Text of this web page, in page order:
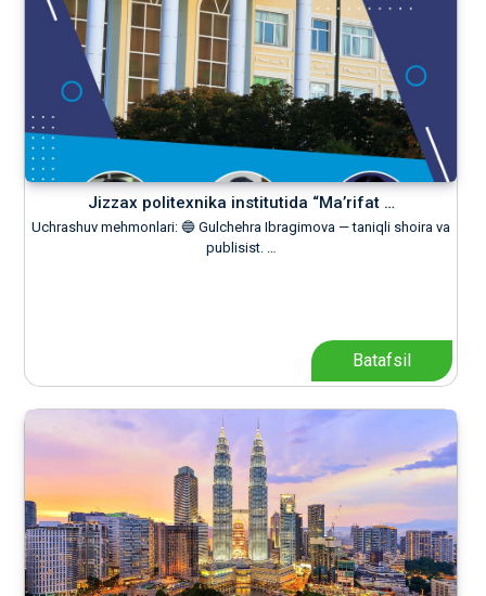
Jizzax politexnika institutida “Ma’rifat …
Uchrashuv mehmonlari: 🔵 Gulchehra Ibragimova — taniqli shoira va
publisist. …
Batafsil